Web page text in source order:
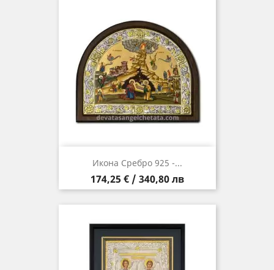
Икона Сребро 925 -...
Цена
174,25 € / 340,80 лв